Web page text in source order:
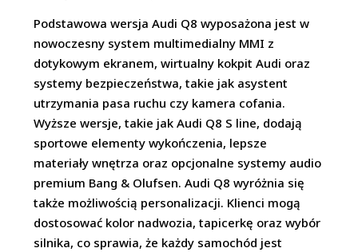
Podstawowa wersja Audi Q8 wyposażona jest w
nowoczesny system multimedialny MMI z
dotykowym ekranem, wirtualny kokpit Audi oraz
systemy bezpieczeństwa, takie jak asystent
utrzymania pasa ruchu czy kamera cofania.
Wyższe wersje, takie jak Audi Q8 S line, dodają
sportowe elementy wykończenia, lepsze
materiały wnętrza oraz opcjonalne systemy audio
premium Bang & Olufsen. Audi Q8 wyróżnia się
także możliwością personalizacji. Klienci mogą
dostosować kolor nadwozia, tapicerkę oraz wybór
silnika, co sprawia, że każdy samochód jest